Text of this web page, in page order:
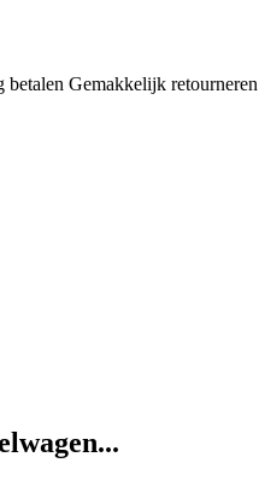
betalen Gemakkelijk retourneren